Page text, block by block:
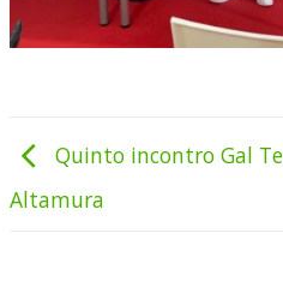
Quinto incontro Gal
Altamura